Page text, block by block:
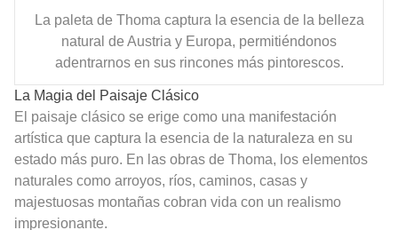
La paleta de Thoma captura la esencia de la belleza
natural de Austria y Europa, permitiéndonos
adentrarnos en sus rincones más pintorescos.
La Magia del Paisaje Clásico
El paisaje clásico se erige como una manifestación
artística que captura la esencia de la naturaleza en su
estado más puro. En las obras de Thoma, los elementos
naturales como arroyos, ríos, caminos, casas y
majestuosas montañas cobran vida con un realismo
impresionante.